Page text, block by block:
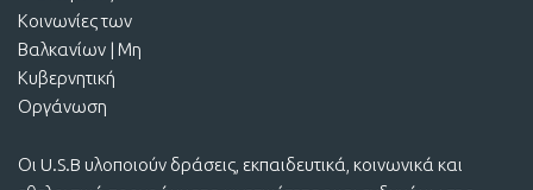
Οι U.S.B υλοποιούν δράσεις, εκπαιδευτικά, κοινωνικά και